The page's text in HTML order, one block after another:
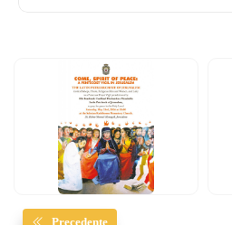
Precedente